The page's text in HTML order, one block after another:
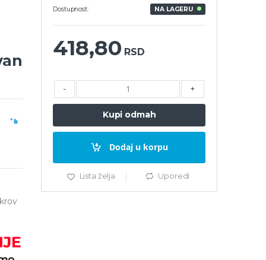
Dostupnost: NA LAGERU
418,80 RSD
- +
Dodaj u korpu
Kupi odmah
Lista želja Uporedi